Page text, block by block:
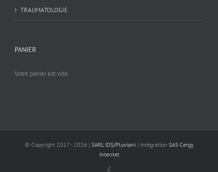
TRAUMATOLOGIE
PANIER
Votre panier est vide.
© Copyright 2017 - 2026 | SARL IDS/Pluviani | Intégration SAS Cergy
Internet